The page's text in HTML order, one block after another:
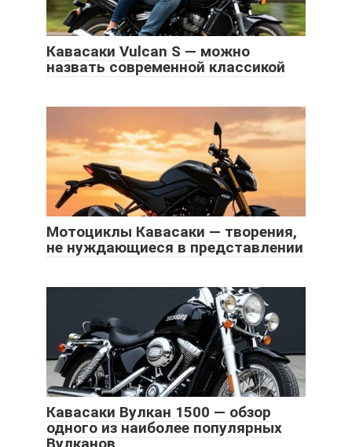
Кавасаки Vulcan S — можно
назвать современной классикой
Мотоциклы Кавасаки — творения,
не нуждающиеся в представлении
Кавасаки Вулкан 1500 — обзор
одного из наиболее популярных
Вулканов